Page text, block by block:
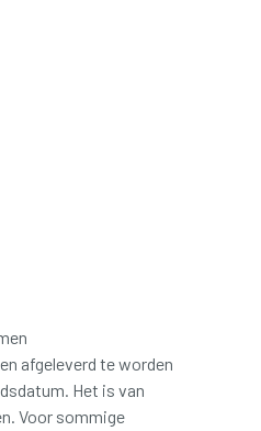
afgeleverd te worden
Het is van
Voor sommige